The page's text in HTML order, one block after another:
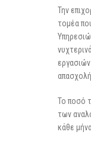
Την
τομέα
Το ποσό
των
κάθε